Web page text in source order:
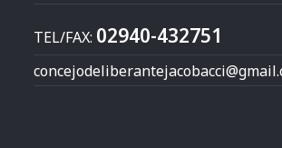
TEL/FAX: 02940-432751